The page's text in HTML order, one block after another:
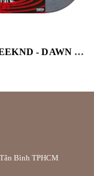
vinyl WEEKND - DAWN FM (VERSION 2) (TRANSLUCENT SILVER VINYL)
Bình TPHCM